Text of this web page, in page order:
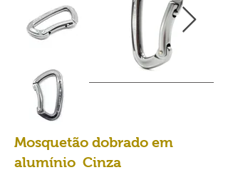
Mosquetão dobrado em
alumínio Cinza